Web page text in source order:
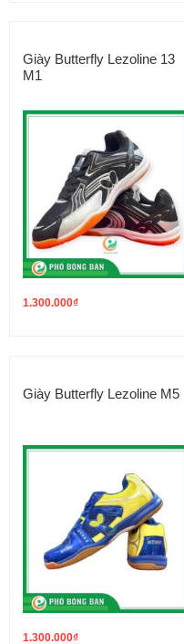
Giày Butterfly Lezoline 13
M1
1.300.000₫
Giày Butterfly Lezoline M5
1.300.000₫